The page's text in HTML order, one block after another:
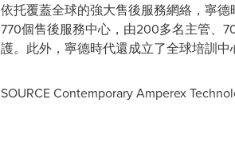
依托覆蓋全球的強大售後服務網絡，寧
770個售後服務中心，由200多名主管、
護。此外，寧德時代還成立了全球培訓
SOURCE Contemporary Amperex